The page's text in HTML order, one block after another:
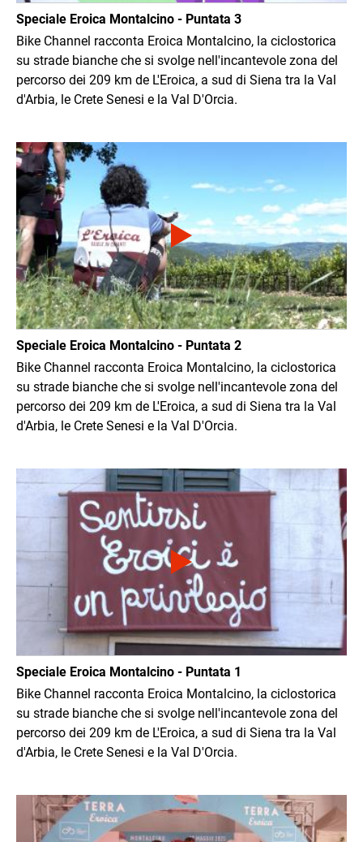
Speciale Eroica Montalcino - Puntata 3
Bike Channel racconta Eroica Montalcino, la ciclostorica
su strade bianche che si svolge nell'incantevole zona del
percorso dei 209 km de L'Eroica, a sud di Siena tra la Val
d'Arbia, le Crete Senesi e la Val D'Orcia.
Immagine
Speciale Eroica Montalcino - Puntata 2
Bike Channel racconta Eroica Montalcino, la ciclostorica
su strade bianche che si svolge nell'incantevole zona del
percorso dei 209 km de L'Eroica, a sud di Siena tra la Val
d'Arbia, le Crete Senesi e la Val D'Orcia.
Speciale Eroica Montalcino - Puntata 1
Bike Channel racconta Eroica Montalcino, la ciclostorica
su strade bianche che si svolge nell'incantevole zona del
percorso dei 209 km de L'Eroica, a sud di Siena tra la Val
d'Arbia, le Crete Senesi e la Val D'Orcia.
Immagine